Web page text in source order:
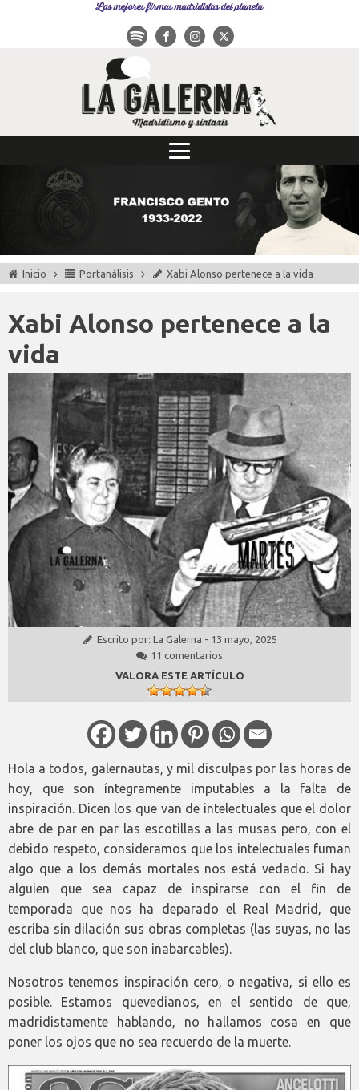
Las mejores firmas madridistas del planeta
Inicio Portanálisis Xabi Alonso pertenece a la vida
Xabi Alonso pertenece a la
vida
Escrito por: La Galerna - 13 mayo, 2025
11 comentarios
VALORA ESTE ARTÍCULO
Hola a todos, galernautas, y mil disculpas por las horas de
hoy, que son íntegramente imputables a la falta de
inspiración. Dicen los que van de intelectuales que el dolor
abre de par en par las escotillas a las musas pero, con el
debido respeto, consideramos que los intelectuales fuman
algo que a los demás mortales nos está vedado. Si hay
alguien que sea capaz de inspirarse con el fin de
temporada que nos ha deparado el Real Madrid, que
escriba sin dilación sus obras completas (las suyas, no las
del club blanco, que son inabarcables).
Nosotros tenemos inspiración cero, o negativa, si ello es
posible. Estamos quevedianos, en el sentido de que,
madridistamente hablando, no hallamos cosa en que
poner los ojos que no sea recuerdo de la muerte.